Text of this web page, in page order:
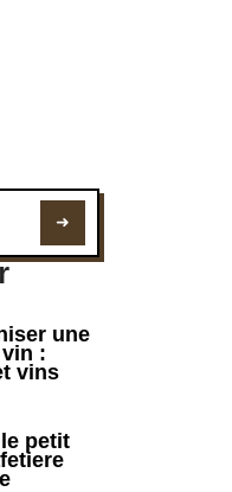
une
:
vins
petit